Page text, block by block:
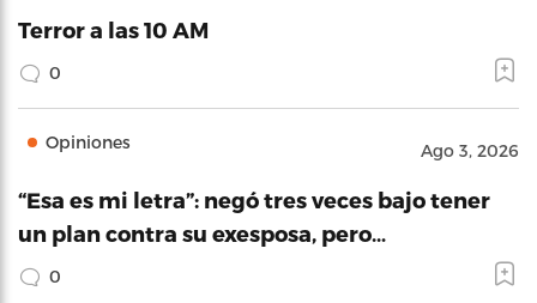
Terror a las 10 AM
0
Opiniones Ago 3, 2026
“Esa es mi letra”: negó tres veces bajo tener
un plan contra su exesposa, pero…
0